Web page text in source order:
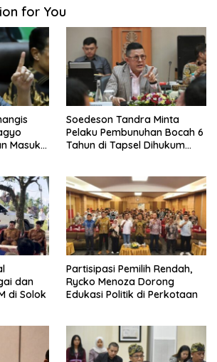
for You
Masuk
Soedeson Tandra Minta
Pelaku Pembunuhan Bocah 6
Tahun di Tapsel Dihukum
dan
di Solok
Partisipasi Pemilih Rendah,
Rycko Menoza Dorong
Edukasi Politik di Perkotaan